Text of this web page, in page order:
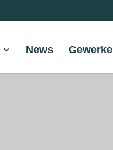
News Gewerke